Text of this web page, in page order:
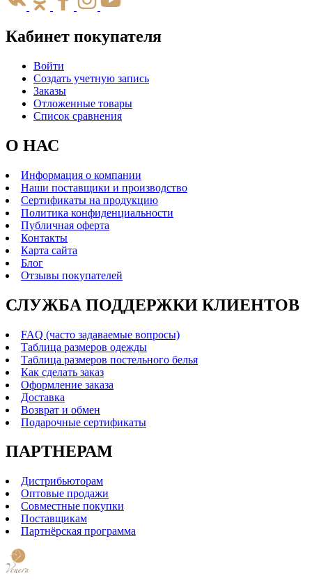
Кабинет покупателя
Войти
Создать учетную запись
Заказы
Отложенные товары
Список сравнения
О НАС
Информация о компании
Наши поставщики и производство
Сертификаты на продукцию
Политика конфиденциальности
Публичная оферта
Контакты
Карта сайта
Блог
Отзывы покупателей
СЛУЖБА ПОДДЕРЖКИ КЛИЕНТОВ
FAQ (часто задаваемые вопросы)
Таблица размеров одежды
Таблица размеров постельного белья
Как сделать заказ
Оформление заказа
Доставка
Возврат и обмен
Подарочные сертификаты
ПАРТНЕРАМ
Дистрибьюторам
Оптовые продажи
Совместные покупки
Поставщикам
Партнёрская программа